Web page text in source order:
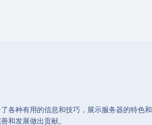
各种有用的信息和技巧，展示服务器的特色和
和发展做出贡献。